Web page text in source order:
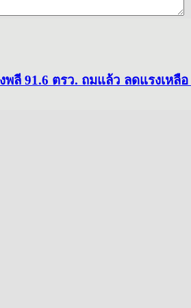
ลี 91.6 ตรว. ถมแล้ว ลดแรงเหลือ